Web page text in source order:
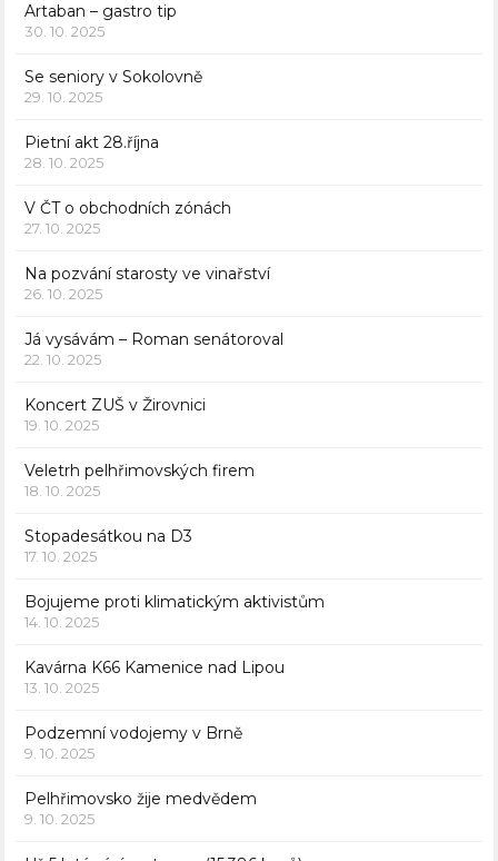
Artaban – gastro tip
30. 10. 2025
Se seniory v Sokolovně
29. 10. 2025
Pietní akt 28.října
28. 10. 2025
V ČT o obchodních zónách
27. 10. 2025
Na pozvání starosty ve vinařství
26. 10. 2025
Já vysávám – Roman senátoroval
22. 10. 2025
Koncert ZUŠ v Žirovnici
19. 10. 2025
Veletrh pelhřimovských firem
18. 10. 2025
Stopadesátkou na D3
17. 10. 2025
Bojujeme proti klimatickým aktivistům
14. 10. 2025
Kavárna K66 Kamenice nad Lipou
13. 10. 2025
Podzemní vodojemy v Brně
9. 10. 2025
Pelhřimovsko žije medvědem
9. 10. 2025